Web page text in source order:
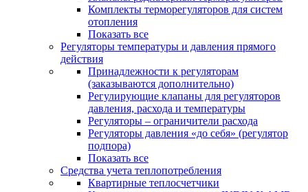
Комплекты терморегуляторов для систем
отопления
Показать все
Регуляторы температуры и давления прямого
действия
Принадлежности к регуляторам
(заказываются дополнительно)
Регулирующие клапаны для регуляторов
давления, расхода и температуры
Регуляторы – ограничители расхода
Регуляторы давления «до себя» (регулятор
подпора)
Показать все
Средства учета теплопотребления
Квартирные теплосчетчики